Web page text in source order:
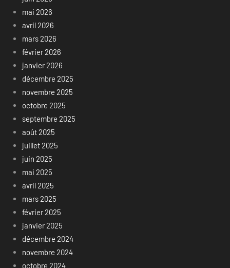
mai 2026
avril 2026
mars 2026
février 2026
janvier 2026
décembre 2025
novembre 2025
octobre 2025
septembre 2025
août 2025
juillet 2025
juin 2025
mai 2025
avril 2025
mars 2025
février 2025
janvier 2025
décembre 2024
novembre 2024
octobre 2024